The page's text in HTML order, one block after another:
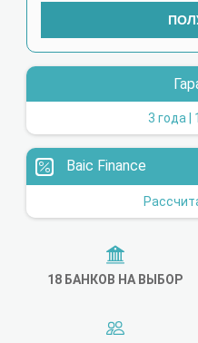
3 года |
Baic Finance
18 БАНКОВ НА ВЫБОР